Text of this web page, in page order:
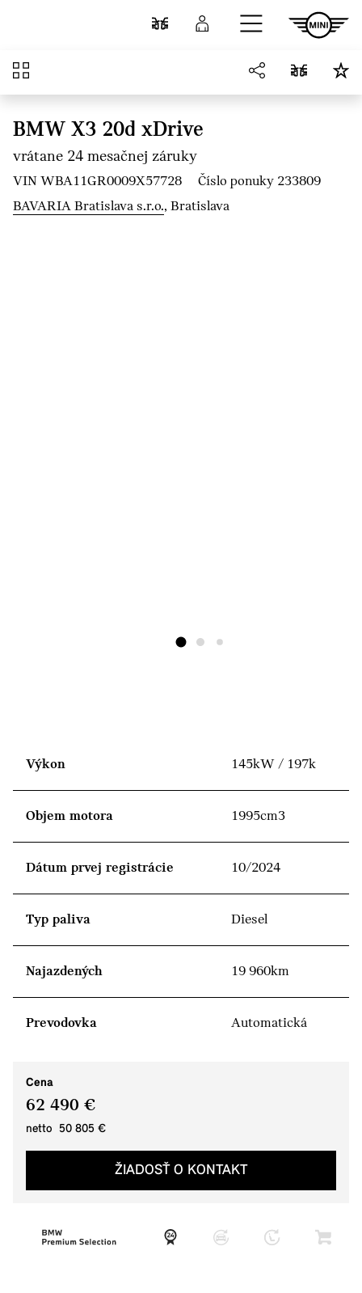
Porovnať Prihlásenie
Prehľad
BMW X3 20d xDrive
vrátane 24 mesačnej záruky
VIN WBA11GR0009X57728
Číslo ponuky 233809
BAVARIA Bratislava s.r.o., Bratislava
Výkon 145kW / 197k
Objem motora 1995cm3
Dátum prvej registrácie 10/2024
Typ paliva Diesel
Najazdených 19 960km
Prevodovka Automatická
Cena
62 490 €
netto 50 805 €
ŽIADOSŤ O KONTAKT